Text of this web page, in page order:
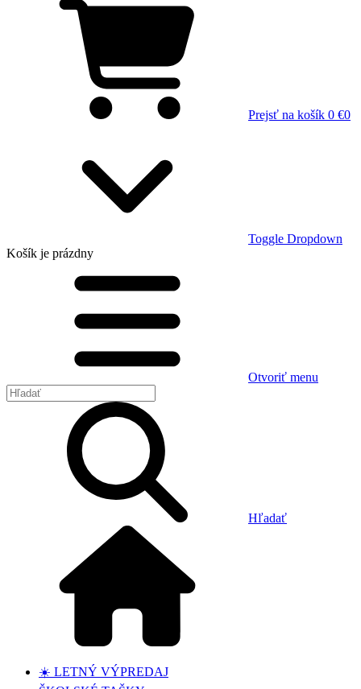
Prejsť na košík 0 €0
Toggle Dropdown
Košík je prázdny
Otvoriť menu
Hľadať
☀️ LETNÝ VÝPREDAJ